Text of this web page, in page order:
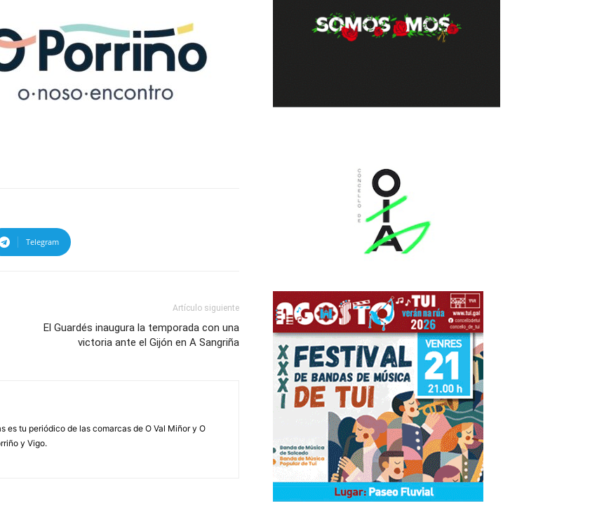
Telegram
Artículo siguiente
El Guardés inaugura la temporada con una
victoria ante el Gijón en A Sangriña
es tu periódico de las comarcas de O Val Miñor y O
y Vigo.